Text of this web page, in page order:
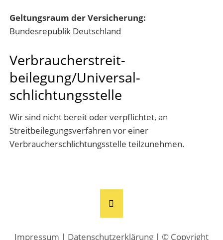
Geltungsraum der Versicherung:
Bundesrepublik Deutschland
Verbraucher­streit­
beilegung/Universal­
schlichtungs­stelle
Wir sind nicht bereit oder verpflichtet, an
Streitbeilegungsverfahren vor einer
Verbraucherschlichtungsstelle teilzunehmen.
Impressum | Datenschutzerklärung | © Copyright